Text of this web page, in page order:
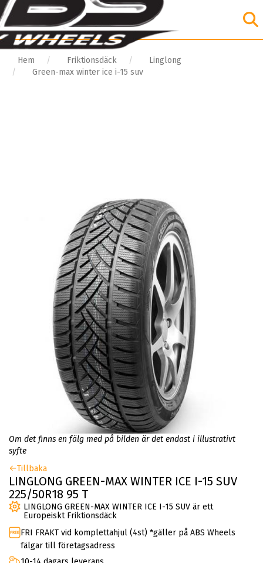
Hem Friktionsdäck
Linglong
Green-max winter ice i-15 suv
Om det finns en fälg med på bilden är det endast i illustrativt
syfte
Tillbaka
LINGLONG GREEN-MAX WINTER ICE I-15 SUV
225/50R18 95 T
LINGLONG GREEN-MAX WINTER ICE I-15 SUV är ett
Europeiskt Friktionsdäck
FRI FRAKT vid komplettahjul (4st) *gäller på ABS Wheels
fälgar till företagsadress